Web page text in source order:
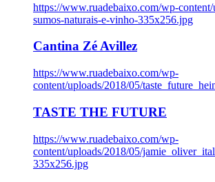
https://www.ruadebaixo.com/wp-
sumos-naturais-e-vinho-335x256.jpg
Cantina Zé Avillez
https://www.ruadebaixo.com/wp-
content/uploads/2018/05/
TASTE THE FUTURE
https://www.ruadebaixo.com/wp-
content/uploads/2018/05/
335x256.jpg